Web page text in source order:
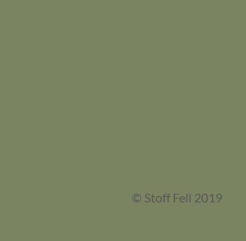
© Stoff Fell 2019